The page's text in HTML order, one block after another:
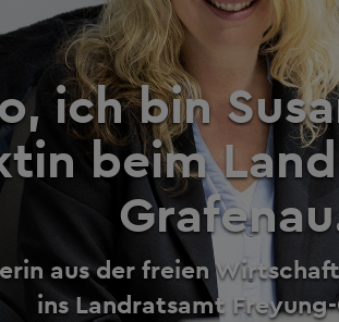
ich bin
beim
aus der freien
ins Landratsamt